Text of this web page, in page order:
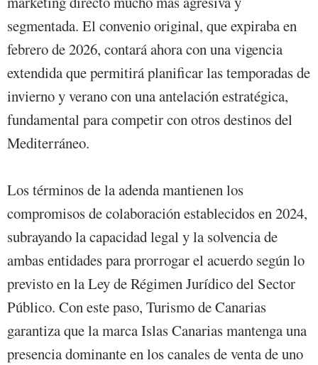
segmentada. El convenio original, que expiraba en
febrero de 2026, contará ahora con una vigencia
extendida que permitirá planificar las temporadas de
invierno y verano con una antelación estratégica,
fundamental para competir con otros destinos del
Mediterráneo.
Los términos de la adenda mantienen los
compromisos de colaboración establecidos en 2024,
subrayando la capacidad legal y la solvencia de
ambas entidades para prorrogar el acuerdo según lo
previsto en la Ley de Régimen Jurídico del Sector
Público. Con este paso, Turismo de Canarias
garantiza que la marca Islas Canarias mantenga una
presencia dominante en los canales de venta de uno